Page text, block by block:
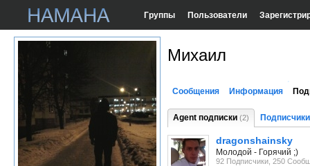
Группы Пользователи
Михаил
Сообщения Информация
Agent подписки (2)
dragonshainsky
Молодой - Горячий ;)
92 Подписчики, 250